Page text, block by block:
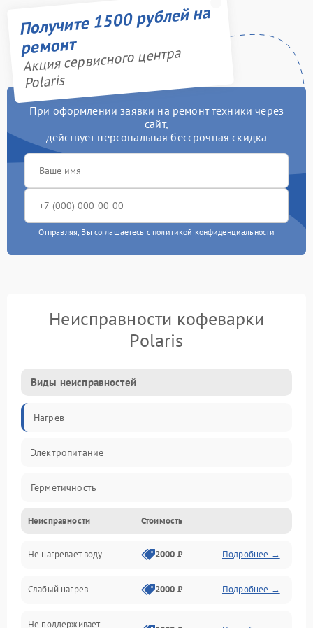
Получите 1500 рублей на
ремонт
Акция сервисного центра
Polaris
При оформлении заявки на ремонт техники через
сайт,
действует персональная бессрочная скидка
Отправляя, Вы соглашаетесь с политикой конфиденциальности
Неисправности кофеварки
Polaris
Виды неисправностей
Нагрев
Электропитание
Герметичность
Неисправности Стоимость
Не нагревает воду 2000 ₽ Подробнее →
Слабый нагрев 2000 ₽ Подробнее →
Не поддерживает